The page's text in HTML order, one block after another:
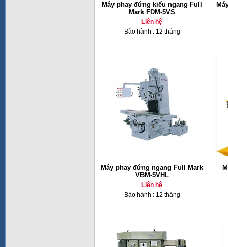
Máy phay đứng kiểu ngang Full
Mark FDM-5VS
Liên hệ
Bảo hành : 12 tháng
Máy phay đứng ngang Full Mark
VBM-5VHL
Liên hệ
Bảo hành : 12 tháng